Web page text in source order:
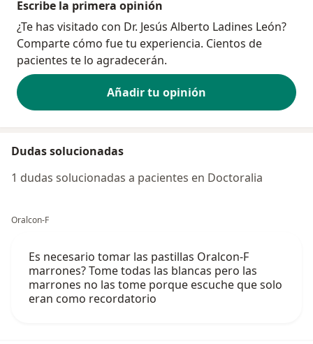
Escribe la primera opinión
¿Te has visitado con Dr. Jesús Alberto Ladines León?
Comparte cómo fue tu experiencia. Cientos de
pacientes te lo agradecerán.
Añadir tu opinión
Dudas solucionadas
1 dudas solucionadas a pacientes en Doctoralia
Oralcon-F
Es necesario tomar las pastillas Oralcon-F
marrones? Tome todas las blancas pero las
marrones no las tome porque escuche que solo
eran como recordatorio